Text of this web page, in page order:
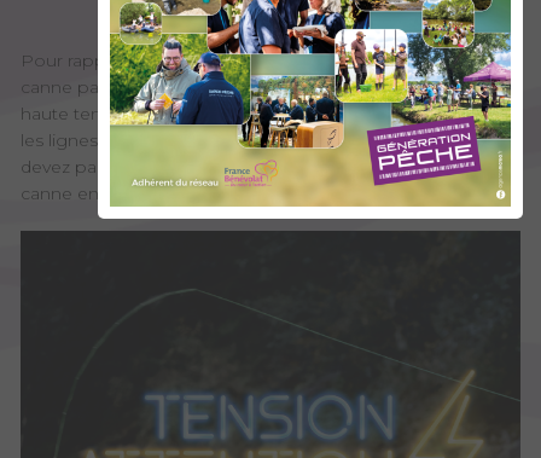
Pour rappel, un arc électrique peut se créer avec une
canne par temps humide même sans toucher une ligne à
haute tension ! Pour pêcher en toute sécurité, surveillons
les lignes électriques et restons à distance. Si toutefois vous
devez passer sous une ligne, pensez à bien maintenir votre
canne en position horizontale.